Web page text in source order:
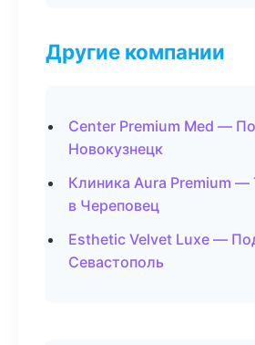
Другие компании
Center Premium Med —
Новокузнецк
Клиника Aura Premium —
в Череповец
Esthetic Velvet Luxe —
Севастополь